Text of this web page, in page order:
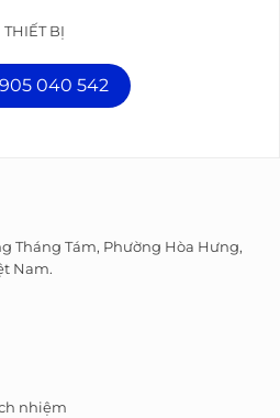
THIẾT BỊ
040 542
Tháng Tám, Phường Hòa Hưng,
Nam.
nhiệm